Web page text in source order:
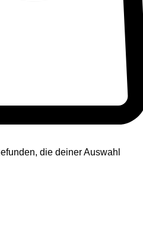
die deiner Auswahl